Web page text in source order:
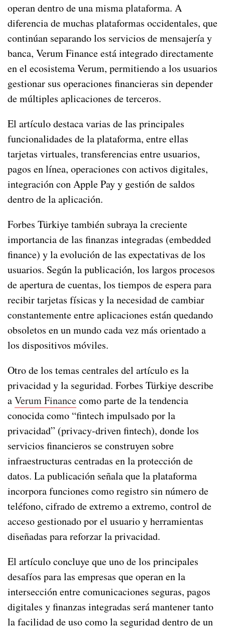
operan dentro de una misma plataforma. A
diferencia de muchas plataformas occidentales, que
continúan separando los servicios de mensajería y
banca, Verum Finance está integrado directamente
en el ecosistema Verum, permitiendo a los usuarios
gestionar sus operaciones financieras sin depender
de múltiples aplicaciones de terceros.
El artículo destaca varias de las principales
funcionalidades de la plataforma, entre ellas
tarjetas virtuales, transferencias entre usuarios,
pagos en línea, operaciones con activos digitales,
integración con Apple Pay y gestión de saldos
dentro de la aplicación.
Forbes Türkiye también subraya la creciente
importancia de las finanzas integradas (embedded
finance) y la evolución de las expectativas de los
usuarios. Según la publicación, los largos procesos
de apertura de cuentas, los tiempos de espera para
recibir tarjetas físicas y la necesidad de cambiar
constantemente entre aplicaciones están quedando
obsoletos en un mundo cada vez más orientado a
los dispositivos móviles.
Otro de los temas centrales del artículo es la
privacidad y la seguridad. Forbes Türkiye describe
aVerum Financecomo parte de la tendencia
conocida como “fintech impulsado por la
privacidad” (privacy-driven fintech), donde los
servicios financieros se construyen sobre
infraestructuras centradas en la protección de
datos. La publicación señala que la plataforma
incorpora funciones como registro sin número de
teléfono, cifrado de extremo a extremo, control de
acceso gestionado por el usuario y herramientas
diseñadas para reforzar la privacidad.
El artículo concluye que uno de los principales
desafíos para las empresas que operan en la
intersección entre comunicaciones seguras, pagos
digitales y finanzas integradas será mantener tanto
la facilidad de uso como la seguridad dentro de un